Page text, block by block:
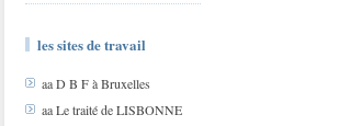
les sites de travail
aa D B F à Bruxelles
aa Le traité de LISBONNE